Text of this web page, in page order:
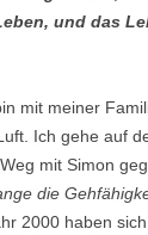
und das
mit meiner
Ich gehe auf
mit Simon
die
2000 haben